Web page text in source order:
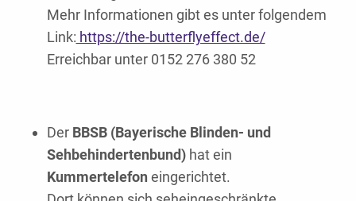
Mehr Informationen gibt es unter folgendem
Link: https://the-butterflyeffect.de/
Erreichbar unter 0152 276 380 52
Der BBSB (Bayerische Blinden- und
Sehbehindertenbund) hat ein
Kummertelefon eingerichtet.